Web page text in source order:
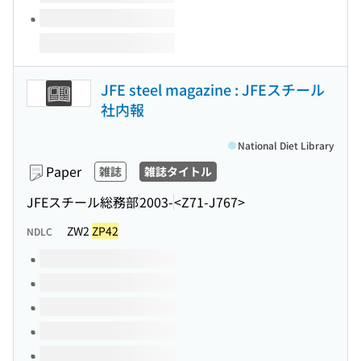
JFE steel magazine : JFEスチール
社内報
Paper 雑誌 雑誌タイトル
JFEスチール総務部2003-<Z71-J767>
National Diet Library
NDLC ZW2 ZP42
Volumes of this title